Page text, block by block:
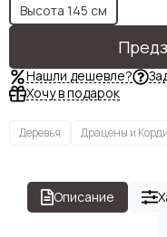
Высота 145 см
Нашли дешевле?
Хочу в подарок
Деревья Драцены и
Описание